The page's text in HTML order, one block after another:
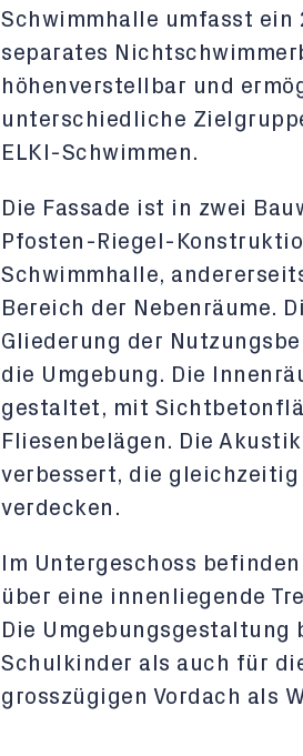
Schwimmhalle umfasst ein
separates
höhenverstellbar und
unterschiedliche
ELKI-Schwimmen.
Die Fassade ist in zwei
Pfosten-Riegel-
Schwimmhalle,
Bereich der Nebenräume.
Gliederung der
die Umgebung. Die
gestaltet, mit
Fliesenbelägen. Die
verbessert, die
verdecken.
Im Untergeschoss
über eine innenliegende
Die
Schulkinder als auch für
grosszügigen Vordach als